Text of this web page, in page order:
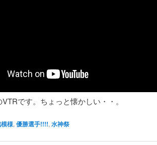
です。ちょっと懐かしい・・。
様, 優勝選手!!!!, 水神祭